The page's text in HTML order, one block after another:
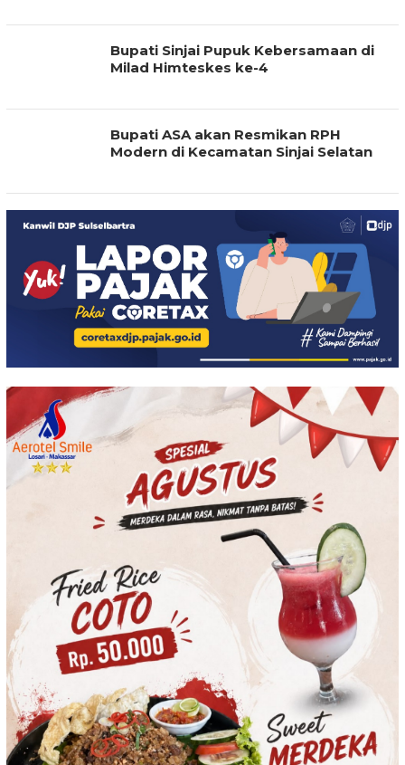
Bupati Sinjai Pupuk Kebersamaan di
Milad Himteskes ke-4
Bupati ASA akan Resmikan RPH
Modern di Kecamatan Sinjai Selatan